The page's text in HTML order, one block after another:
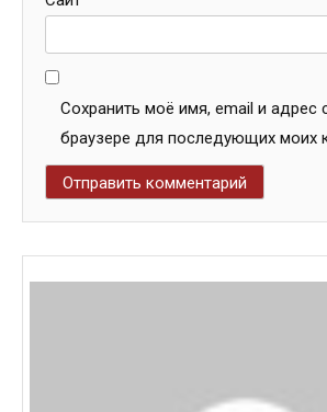
Сохранить моё имя, email и адрес
браузере для последующих моих